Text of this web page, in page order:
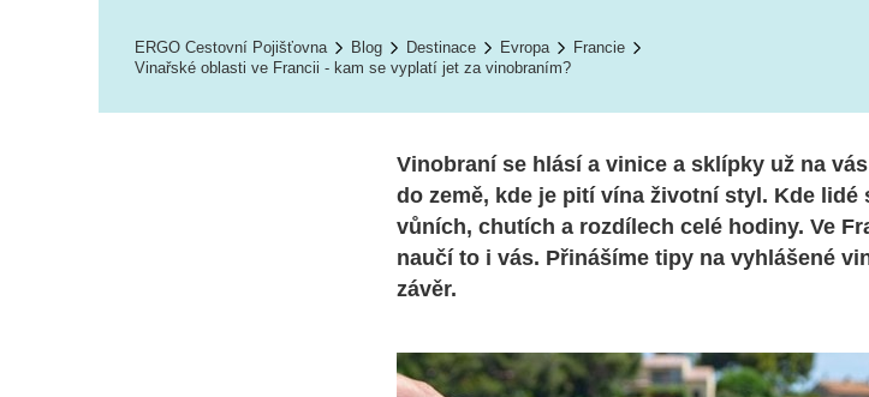
ERGO Cestovní Pojišťovna Blog Destinace Evropa
Francie
Vinařské oblasti ve Francii - kam se vyplatí jet za vinobraním?
Vinobraní se hlásí a vinice a sklípky už na
do země, kde je pití vína životní styl. Kde lidé
vůních, chutích a rozdílech celé hodiny. Ve
naučí to i vás. Přinášíme tipy na vyhlášené
závěr.